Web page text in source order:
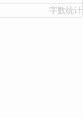
字数统计